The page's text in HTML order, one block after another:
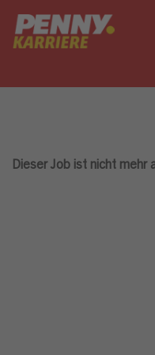
Dieser Job ist nicht mehr